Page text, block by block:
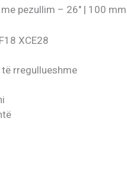
pezullim – 26″ | 100
XCE28
rregullueshme